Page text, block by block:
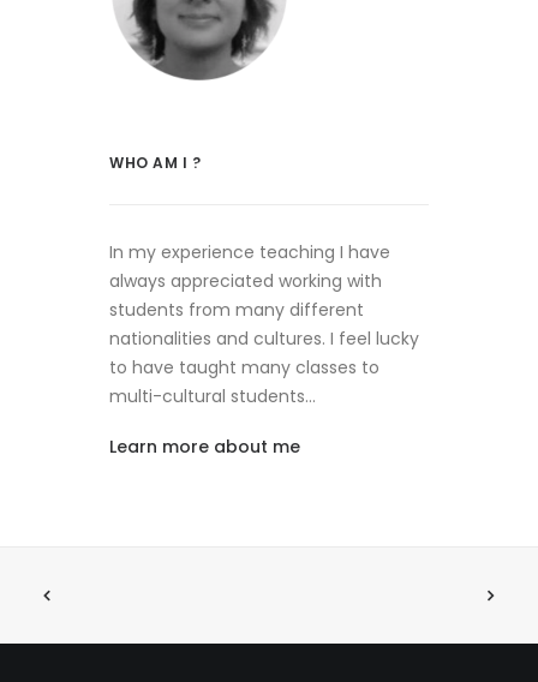
WHO AM I ?
In my experience teaching I have
always appreciated working with
students from many different
nationalities and cultures. I feel lucky
to have taught many classes to
multi-cultural students…
Learn more about me